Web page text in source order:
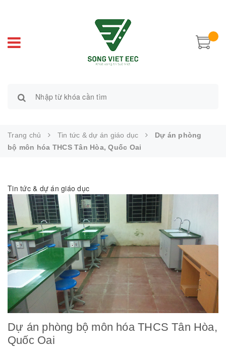
Trang chủ Tin tức & dự án giáo dục
Dự án phòng
bộ môn hóa THCS Tân Hòa, Quốc Oai
Tin tức & dự án giáo dục
Dự án phòng bộ môn hóa THCS Tân Hòa,
Quốc Oai